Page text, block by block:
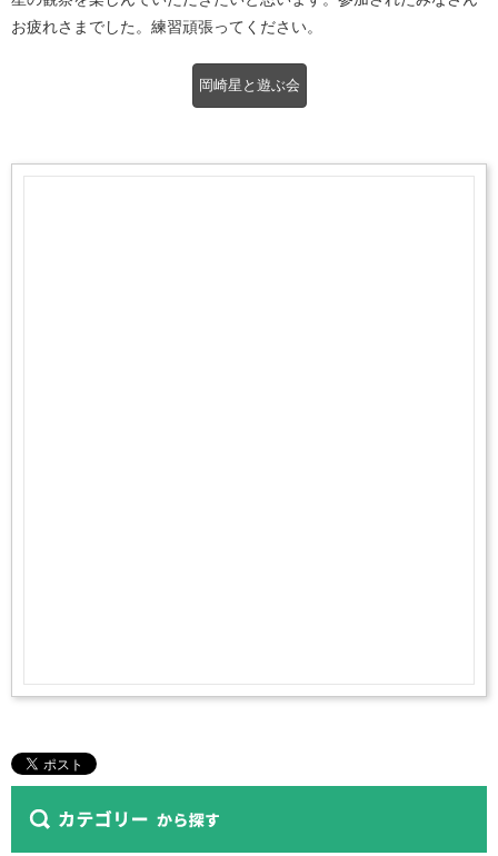
お疲れさまでした。練習頑張ってください。
岡崎星と遊ぶ会